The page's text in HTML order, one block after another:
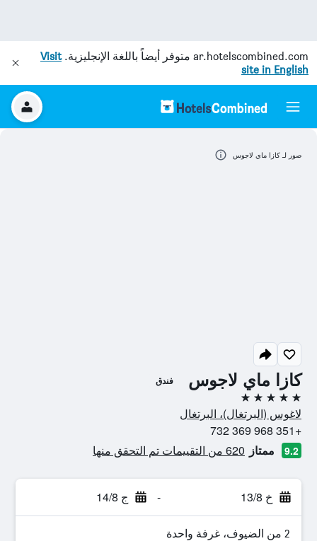
ar.hotelscombined.com متوفر أيضاً باللغة الإنجليزية.Visit
site in English
كازا ماي لاجوس فندق
5 نجوم
لاغوس (البرتغال)، البرتغال
+351 968 369 732
9.2 ممتاز 620 من التقييمات تم التحقق منها
خ 13/8 - ج 14/8
2 من الضيوف، غرفة واحدة
صور لـ كازا ماي لاجوس